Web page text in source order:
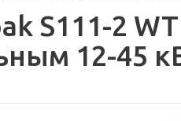
S111-2 WT
12-45